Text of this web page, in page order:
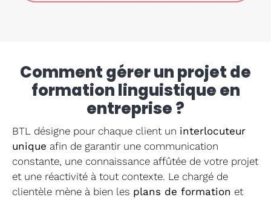
Comment gérer un projet de
formation linguistique en
entreprise ?
BTL désigne pour chaque client un interlocuteur
unique afin de garantir une communication
constante, une connaissance affûtée de votre projet
et une réactivité à tout contexte. Le chargé de
clientèle mène à bien les plans de formation et